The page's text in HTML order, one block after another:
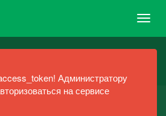
Администратору
на сервисе